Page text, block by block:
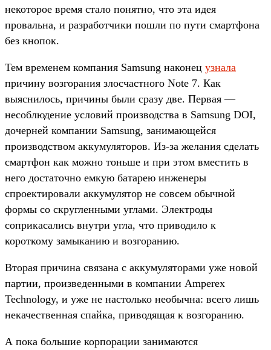
некоторое время стало понятно, что эта идея
провальна, и разработчики пошли по пути смартфона
без кнопок.
Тем временем компания Samsung наконец узнала
причину возгорания злосчастного Note 7. Как
выяснилось, причины были сразу две. Первая —
несоблюдение условий производства в Samsung DOI,
дочерней компании Samsung, занимающейся
производством аккумуляторов. Из-за желания сделать
смартфон как можно тоньше и при этом вместить в
него достаточно емкую батарею инженеры
спроектировали аккумулятор не совсем обычной
формы со скругленными углами. Электроды
соприкасались внутри угла, что приводило к
короткому замыканию и возгоранию.
Вторая причина связана с аккумуляторами уже новой
партии, произведенными в компании Amperex
Technology, и уже не настолько необычна: всего лишь
некачественная спайка, приводящая к возгоранию.
А пока большие корпорации занимаются